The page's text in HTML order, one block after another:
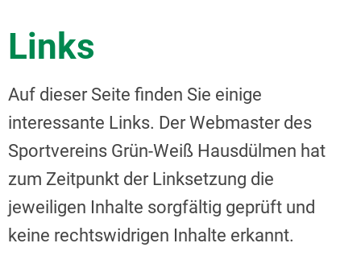
Links
Auf dieser Seite finden Sie einige
interessante Links. Der Webmaster des
Sportvereins Grün-Weiß Hausdülmen hat
zum Zeitpunkt der Linksetzung die
jeweiligen Inhalte sorgfältig geprüft und
keine rechtswidrigen Inhalte erkannt.